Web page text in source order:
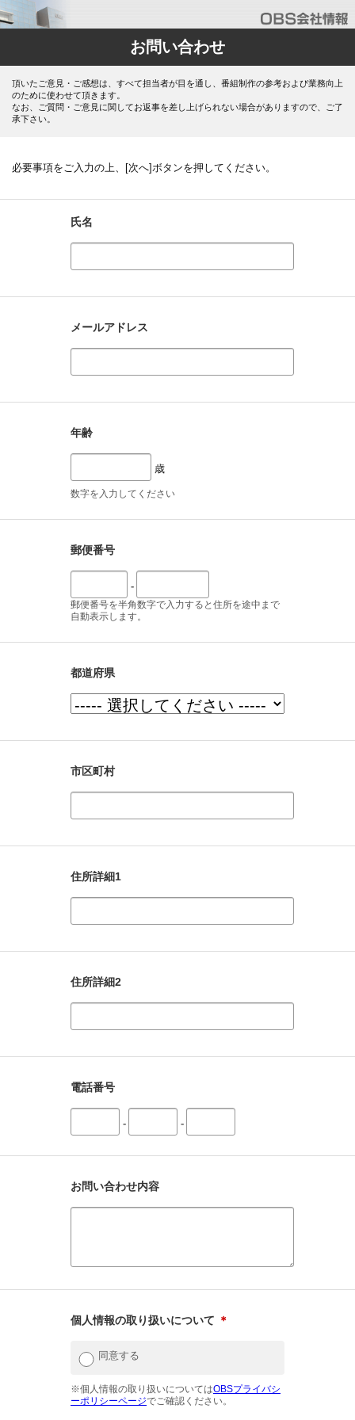
お問い合わせ
頂いたご意見・ご感想は、すべて担当者が目を通し、番組制作の参考および業務向上
のために使わせて頂きます。
なお、ご質問・ご意見に関してお返事を差し上げられない場合がありますので、ご了
承下さい。
必要事項をご入力の上、[次へ]ボタンを押してください。
氏名
メールアドレス
年齢
歳
数字を入力してください
郵便番号
-
郵便番号を半角数字で入力すると住所を途中まで
自動表示します。
都道府県
市区町村
住所詳細1
住所詳細2
電話番号
- -
お問い合わせ内容
個人情報の取り扱いについて ＊
同意する
※個人情報の取り扱いについてはOBSプライバシ
ーポリシーページでご確認ください。